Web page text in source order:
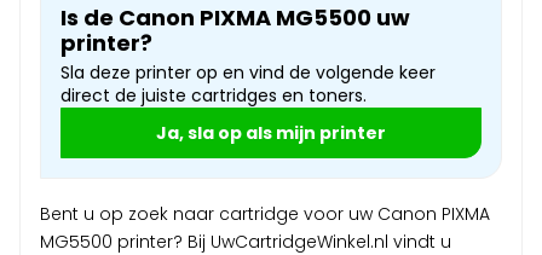
Is de Canon PIXMA MG5500 uw
printer?
Sla deze printer op en vind de volgende keer
direct de juiste cartridges en toners.
Ja, sla op als mijn printer
Bent u op zoek naar cartridge voor uw Canon PIXMA
MG5500 printer? Bij UwCartridgeWinkel.nl vindt u